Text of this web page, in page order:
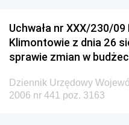
Uchwała nr XXX/230/09
Klimontowie z dnia 26
sprawie zmian w
Dziennik Urzędowy
2006 nr 441 poz. 3163